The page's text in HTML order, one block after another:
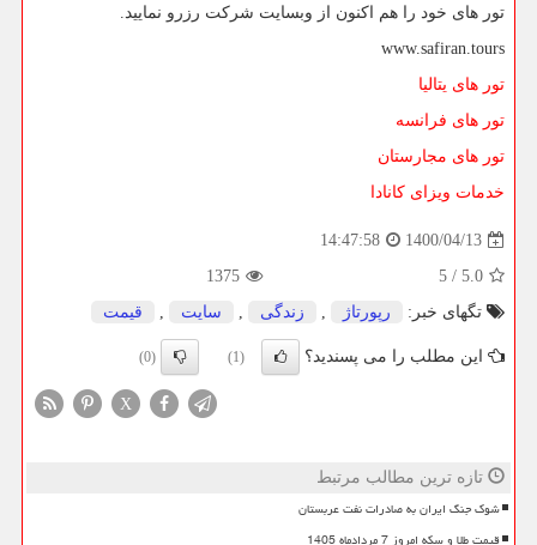
تور های خود را هم اکنون از وبسایت شرکت رزرو نمایید.
www.safiran.tours
تور های یتالیا
تور های فرانسه
تور های مجارستان
خدمات ویزای کانادا
1400/04/13
14:47:58
5.0
/
5
1375
تگهای خبر:
رپورتاژ , زندگی , سایت , قیمت
این مطلب را می پسندید؟ (1)
(0)
X
تازه ترین مطالب مرتبط
شوک جنگ ایران به صادرات نفت عربستان